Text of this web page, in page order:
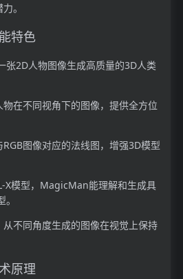
。
特色
张2D人物图像生成高质量的3D人类
在不同视角下的图像，提供全方位
图像对应的法线图，增强3D模型
X模型，MagicMan能理解和生成具
不同角度生成的图像在视觉上保持
原理